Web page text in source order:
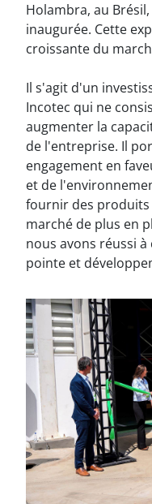
Holambra, au
inaugurée. Cette
croissante du
Il s'agit d'un
Incotec qui ne
augmenter la
de l'entreprise. Il
engagement en
et de
fournir des produits
marché de plus en
nous avons réussi
pointe et